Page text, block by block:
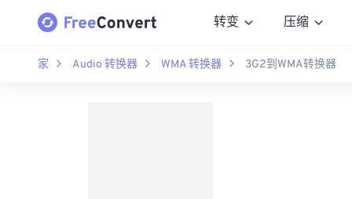
转变 压缩
家 Audio 转换器 WMA 转换器 3G2到WMA转换器